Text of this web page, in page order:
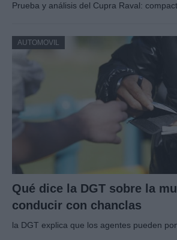
Prueba y análisis del Cupra Raval:
AUTOMOVIL
Qué dice la DGT sobre la
conducir con chanclas
la DGT explica que los agentes pueden